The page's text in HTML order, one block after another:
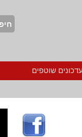
חיפוש
שוטפים